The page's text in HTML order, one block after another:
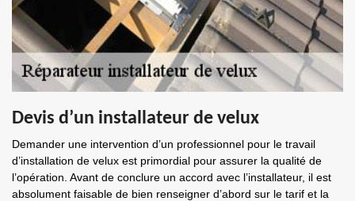
Devis d’un installateur de velux
Demander une intervention d’un professionnel pour le travail
d’installation de velux est primordial pour assurer la qualité de
l’opération. Avant de conclure un accord avec l’installateur, il est
absolument faisable de bien renseigner d’abord sur le tarif et la